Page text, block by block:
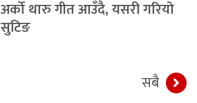
अर्को थारु गीत आउँदै, यसरी गरियो
सुटिङ
सबै